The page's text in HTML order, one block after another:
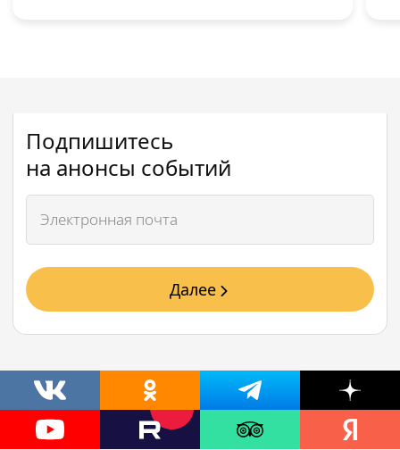
Подпишитесь
на анонсы событий
Далее